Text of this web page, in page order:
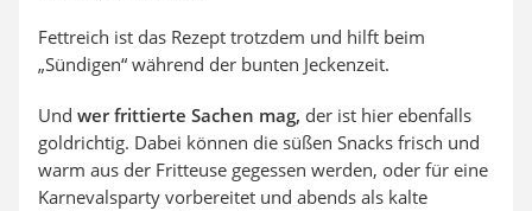
Fettreich ist das Rezept trotzdem und hilft beim
„Sündigen“ während der bunten Jeckenzeit.
Und wer frittierte Sachen mag, der ist hier ebenfalls
goldrichtig. Dabei können die süßen Snacks frisch und
warm aus der Fritteuse gegessen werden, oder für eine
Karnevalsparty vorbereitet und abends als kalte